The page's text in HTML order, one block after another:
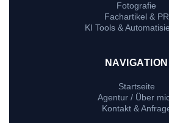
Fotografie
Fachartikel & PR
KI Tools &
NAVIGATION
Startseite
Agentur / Über
Kontakt &